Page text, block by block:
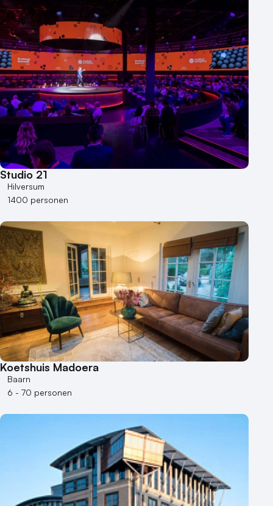
Studio 21
Hilversum
1400 personen
Koetshuis Madoera
Baarn
6 - 70 personen